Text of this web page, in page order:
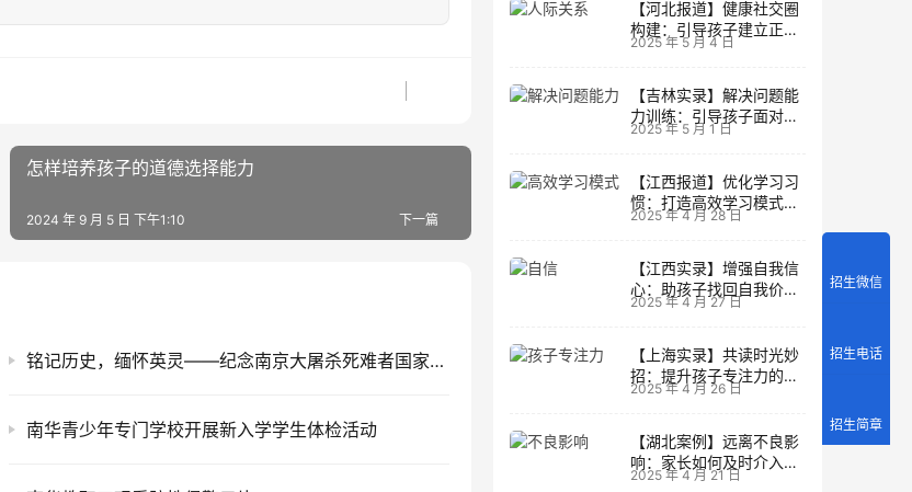
怎样培养孩子的道德选择能力
下一篇
2024 年 9 月 5 日 下午1:10
铭记历史，缅怀英灵——纪念南京大屠杀死难者国家公祭日活动纪实
南华青少年专门学校开展新入学学生体检活动
【河北报道】健康社交圈
构建：引导孩子建立正向
人际关系
2025 年 5 月 4 日
【吉林实录】解决问题能
力训练：引导孩子面对主
动挑战
2025 年 5 月 1 日
【江西报道】优化学习习
惯：打造高效学习模式的
实用技巧
2025 年 4 月 28 日
【江西实录】增强自我信
心：助孩子找回自我价值
的策略
2025 年 4 月 27 日
【上海实录】共读时光妙
招：提升孩子专注力的阅
读策略
2025 年 4 月 26 日
【湖北案例】远离不良影
响：家长如何及时介入调
整方向
2025 年 4 月 21 日
招生微信
招生电话
招生简章